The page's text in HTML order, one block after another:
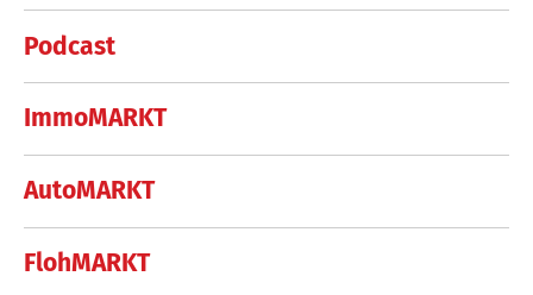
Podcast
ImmoMARKT
AutoMARKT
FlohMARKT